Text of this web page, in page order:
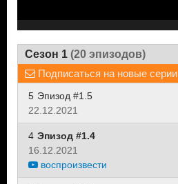
Сезон 1 (20 эпизодов)
Подписаться на новые серии
5 Эпизод #1.5
22.12.2021
4 Эпизод #1.4
16.12.2021
воспроизвести